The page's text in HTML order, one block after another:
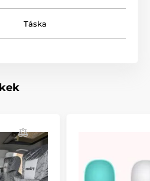
rendszer egy beépített
Táska